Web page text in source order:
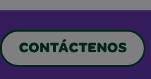
CONTÁCTENOS